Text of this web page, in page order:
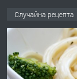
ПРЕДЛАГА
Случайна рецепта